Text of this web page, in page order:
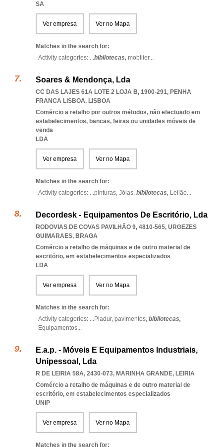
SA
Ver empresa Ver no Mapa
Matches in the search for:
Activity categories: ...bibliotecas, mobilier...
Soares & Mendonça, Lda
CC DAS LAJES 61A LOTE 2 LOJA B, 1900-291, PENHA
FRANCA LISBOA, LISBOA
Comércio a retalho por outros métodos, não efectuado em
estabelecimentos, bancas, feiras ou unidades móveis de
venda
LDA
Ver empresa Ver no Mapa
Matches in the search for:
Activity categories: ...pinturas, Jóias, bibliotecas, Leilão...
Decordesk - Equipamentos De Escritório, Lda
RODOVIAS DE COVAS PAVILHÃO 9, 4810-565, URGEZES
GUIMARAES, BRAGA
Comércio a retalho de máquinas e de outro material de
escritório, em estabelecimentos especializados
LDA
Ver empresa Ver no Mapa
Matches in the search for:
Activity categories: ...Pladur, pavimentos, bibliotecas,
Equipamentos...
E.a.p. - Móveis E Equipamentos Industriais,
Unipessoal, Lda
R DE LEIRIA 58A, 2430-073, MARINHA GRANDE, LEIRIA
Comércio a retalho de máquinas e de outro material de
escritório, em estabelecimentos especializados
UNIP
Ver empresa Ver no Mapa
Matches in the search for: